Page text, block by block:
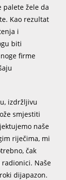
palete žele da
Kao rezultat
i
biti
firme
izdržljivu
smjestiti
naše
riječima, mi
čak
Naše
dijapazon.